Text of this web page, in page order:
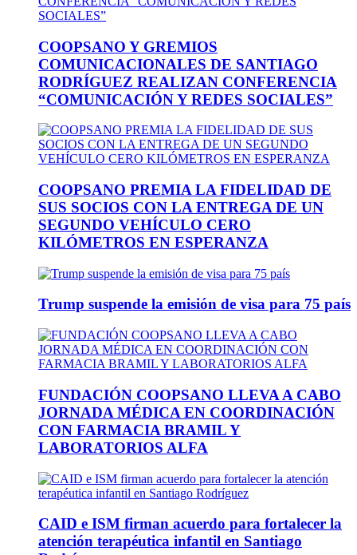
COOPSANO Y GREMIOS
COMUNICACIONALES DE SANTIAGO
RODRÍGUEZ REALIZAN CONFERENCIA
“COMUNICACIÓN Y REDES SOCIALES”
COOPSANO PREMIA LA FIDELIDAD DE
SUS SOCIOS CON LA ENTREGA DE UN
SEGUNDO VEHÍCULO CERO
KILÓMETROS EN ESPERANZA
Trump suspende la emisión de visa para 75 país
FUNDACIÓN COOPSANO LLEVA A CABO
JORNADA MÉDICA EN COORDINACIÓN
CON FARMACIA BRAMIL Y
LABORATORIOS ALFA
CAID e ISM firman acuerdo para fortalecer la
atención terapéutica infantil en Santiago